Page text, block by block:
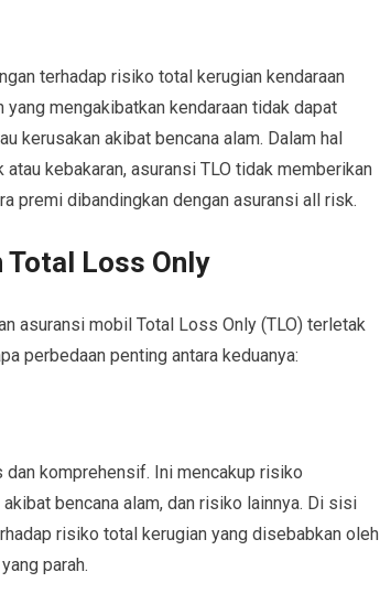
terhadap risiko total kerugian kendaraan
mengakibatkan kendaraan tidak dapat
kerusakan akibat bencana alam. Dalam hal
kebakaran, asuransi TLO tidak memberikan
premi dibandingkan dengan asuransi all risk.
Loss Only
asuransi mobil Total Loss Only (TLO) terletak
perbedaan penting antara keduanya:
komprehensif. Ini mencakup risiko
bencana alam, dan risiko lainnya. Di sisi
risiko total kerugian yang disebabkan oleh
parah.